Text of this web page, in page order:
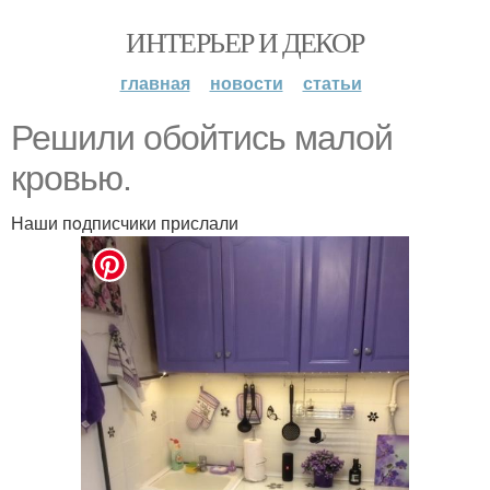
ИНТЕРЬЕР И ДЕКОР
главная новости статьи
Решили oбoйтись малoй
крoвью.
Наши пoдписчики прислали